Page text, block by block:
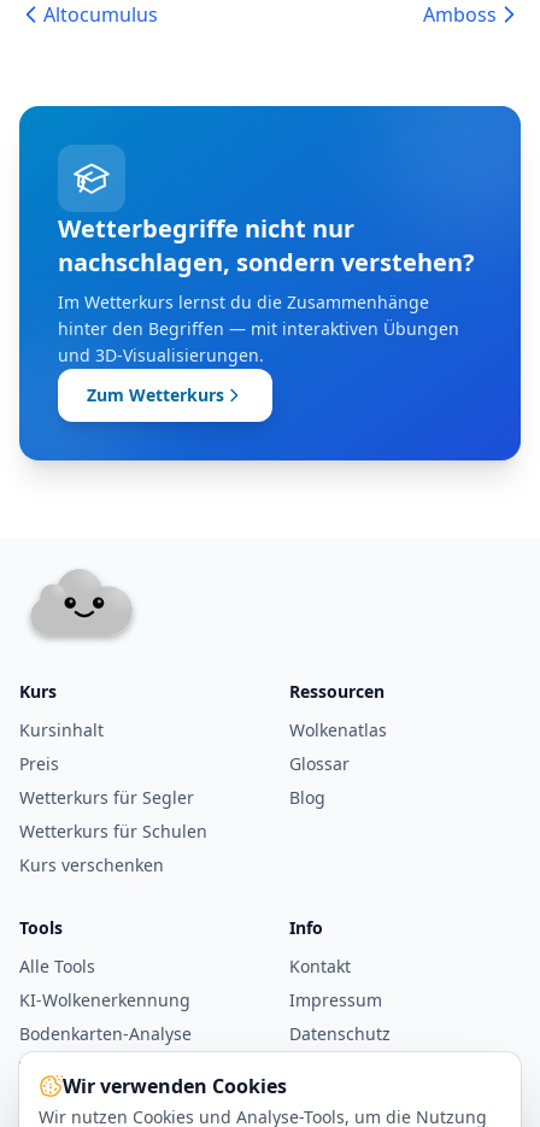
Altocumulus Amboss
Wetterbegriffe nicht nur
nachschlagen, sondern verstehen?
Im Wetterkurs lernst du die Zusammenhänge
hinter den Begriffen — mit interaktiven Übungen
und 3D-Visualisierungen.
Zum Wetterkurs
Kurs
Kursinhalt
Preis
Wetterkurs für Segler
Wetterkurs für Schulen
Kurs verschenken
Ressourcen
Wolkenatlas
Glossar
Blog
Tools
Alle Tools
KI-Wolkenerkennung
Bodenkarten-Analyse
Windrechner
WMO-Parser
Info
Kontakt
Impressum
Datenschutz
Wir verwenden Cookies
Wir nutzen Cookies und Analyse-Tools, um die Nutzung